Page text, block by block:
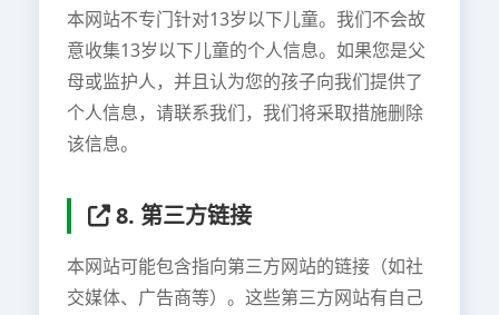
本网站不专门针对13岁以下儿童。我们不会故
意收集13岁以下儿童的个人信息。如果您是父
母或监护人，并且认为您的孩子向我们提供了
个人信息，请联系我们，我们将采取措施删除
该信息。
8. 第三方链接
本网站可能包含指向第三方网站的链接（如社
交媒体、广告商等）。这些第三方网站有自己